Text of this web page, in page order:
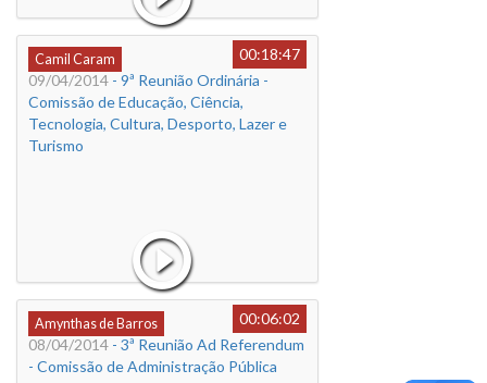
Camil Caram
00:18:47
09/04/2014 - 9ª Reunião Ordinária -
Comissão de Educação, Ciência,
Tecnologia, Cultura, Desporto, Lazer e
Turismo
Amynthas de Barros
00:06:02
08/04/2014 - 3ª Reunião Ad Referendum
- Comissão de Administração Pública